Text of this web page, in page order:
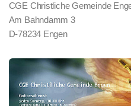
CGE Christliche Gemeinde
Am Bahndamm 3
D-78234 Engen